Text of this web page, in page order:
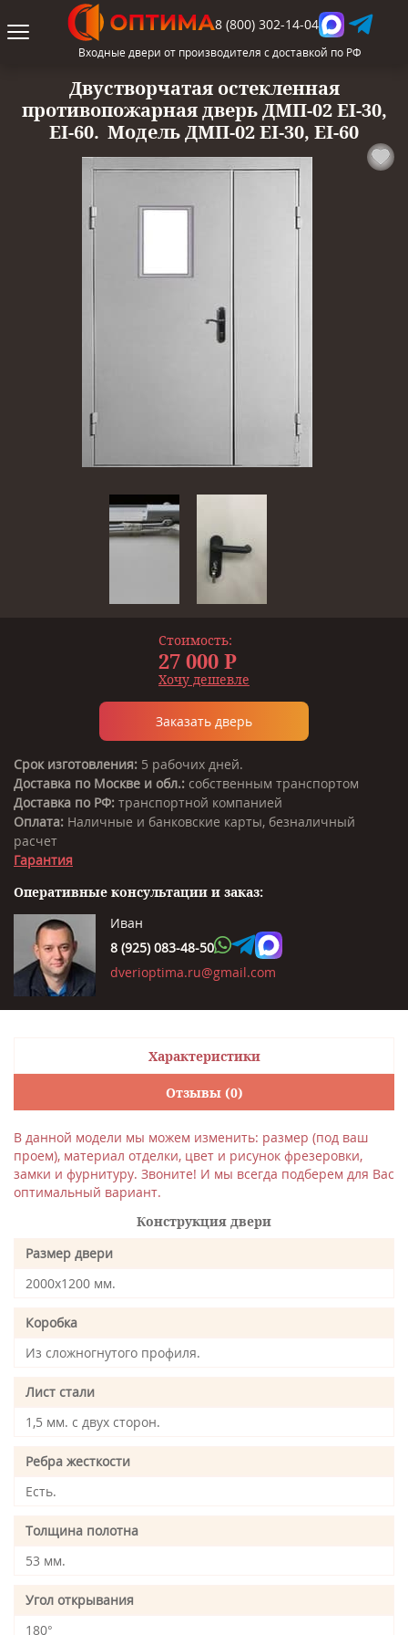
8 (800) 302-14-04
Входные двери от производителя с доставкой по РФ
Двустворчатая остекленная
противопожарная дверь ДМП-02 EI-30,
EI-60. Модель ДМП-02 EI-30, EI-60
Стоимость:
27 000 Р
Хочу дешевле
Заказать дверь
Срок изготовления: 5 рабочих дней.
Доставка по Москве и обл.: собственным транспортом
Доставка по РФ: транспортной компанией
Оплата: Наличные и банковские карты, безналичный
расчет
Гарантия
Оперативные консультации и заказ:
Иван
8 (925) 083-48-50
dverioptima.ru@gmail.com
Характеристики
Отзывы (0)
В данной модели мы можем изменить: размер (под ваш
проем), материал отделки, цвет и рисунок фрезеровки,
замки и фурнитуру. Звоните! И мы всегда подберем для Вас
оптимальный вариант.
Конструкция двери
Размер двери
2000х1200 мм.
Коробка
Из сложногнутого профиля.
Лист стали
1,5 мм. с двух сторон.
Ребра жесткости
Есть.
Толщина полотна
53 мм.
Угол открывания
180°